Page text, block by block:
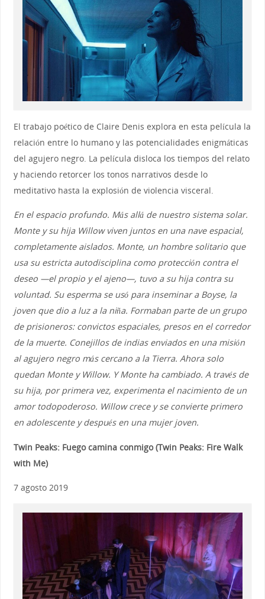
El trabajo poético de Claire Denis explora en esta película la
relación entre lo humano y las potencialidades enigmáticas
del agujero negro. La película disloca los tiempos del relato
y haciendo retorcer los tonos narrativos desde lo
meditativo hasta la explosión de violencia visceral.
En el espacio profundo. Más allá de nuestro sistema solar.
Monte y su hija Willow viven juntos en una nave espacial,
completamente aislados. Monte, un hombre solitario que
usa su estricta autodisciplina como protección contra el
deseo —el propio y el ajeno—, tuvo a su hija contra su
voluntad. Su esperma se usó para inseminar a Boyse, la
joven que dio a luz a la niña. Formaban parte de un grupo
de prisioneros: convictos espaciales, presos en el corredor
de la muerte. Conejillos de indias enviados en una misión
al agujero negro más cercano a la Tierra. Ahora solo
quedan Monte y Willow. Y Monte ha cambiado. A través de
su hija, por primera vez, experimenta el nacimiento de un
amor todopoderoso. Willow crece y se convierte primero
en adolescente y después en una mujer joven.
Twin Peaks: Fuego camina conmigo (Twin Peaks: Fire Walk
with Me)
7 agosto 2019